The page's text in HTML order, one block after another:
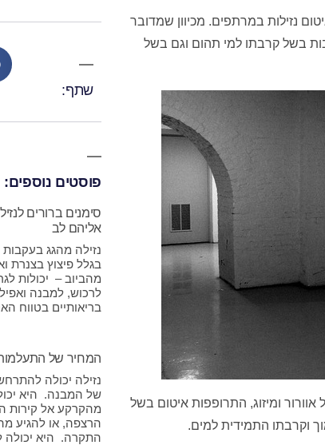
נזילות במרתפים. מכיוון שמדובר
בשל קרבתו למי תהום וגם בשל
ומיזוג, התרופפות איטום בשל
וקרבתו התמידית למים.
שתף:
פוסטים נוספים:
סימנים ברורים
אליהם לב
נזילה מהגג
בגלל פיצוץ בצנרת
מהביוב – יכולות
לרכוש, למבנה
בריאותיים בטווח
המחיר של התעלמות
נזילה יכולה
של המבנה. היא
מהקרקע אל קירות
הרצפה, או להגיע
התקרה. היא יכולה